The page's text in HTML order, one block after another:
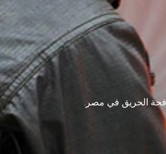
الحريق في مصر.